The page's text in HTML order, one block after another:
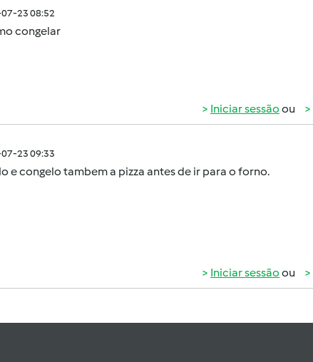
23 08:52
congelar
Iniciar sessão ou
23 09:33
e congelo tambem a pizza antes de ir para o forno.
Iniciar sessão ou